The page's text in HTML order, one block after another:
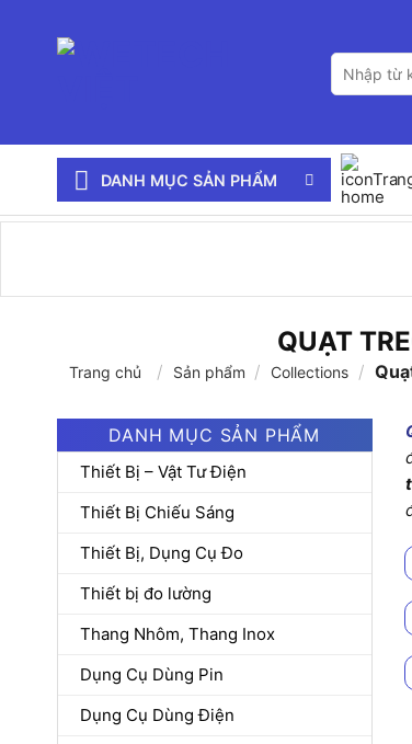
Tìm
kiếm:
DANH MỤC SẢN PHẨM
QUẠT
Trang chủ / Sản phẩm / Collections /
DANH MỤC SẢN PHẨM
Thiết Bị – Vật Tư Điện
Thiết Bị Chiếu Sáng
Thiết Bị, Dụng Cụ Đo
Thiết bị đo lường
Thang Nhôm, Thang Inox
Dụng Cụ Dùng Pin
Dụng Cụ Dùng Điện